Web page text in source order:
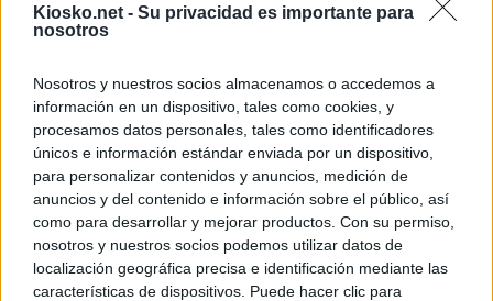
Kiosko.net - Su privacidad es importante para
nosotros
Nosotros y nuestros socios almacenamos o accedemos a
información en un dispositivo, tales como cookies, y
procesamos datos personales, tales como identificadores
únicos e información estándar enviada por un dispositivo,
para personalizar contenidos y anuncios, medición de
anuncios y del contenido e información sobre el público, así
como para desarrollar y mejorar productos. Con su permiso,
nosotros y nuestros socios podemos utilizar datos de
localización geográfica precisa e identificación mediante las
características de dispositivos. Puede hacer clic para